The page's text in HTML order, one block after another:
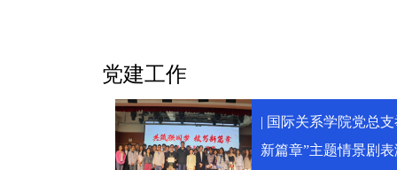
党建工作
| 国际关系学院党总
新篇章”主题情景剧